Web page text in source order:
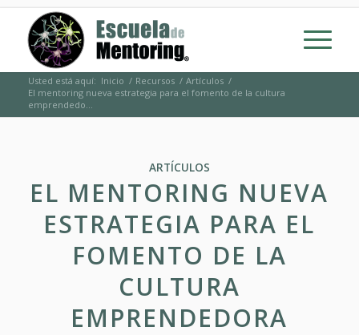
Usted está aquí: Inicio / Recursos / Artículos /
El mentoring nueva estrategia para el fomento de la cultura
emprendedo...
ARTÍCULOS
EL MENTORING NUEVA
ESTRATEGIA PARA EL
FOMENTO DE LA
CULTURA
EMPRENDEDORA